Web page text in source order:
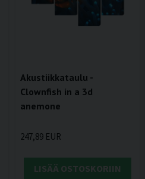
Akustiikkataulu -
Clownfish in a 3d
anemone
247,89 EUR
LISÄÄ OSTOSKORIIN